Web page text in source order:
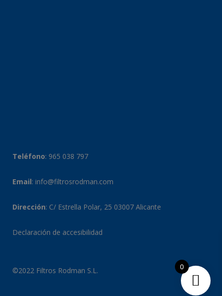
Teléfono: 965 038 797
Email: info@filtrosrodman.com
Dirección: C/ Estrella Polar, 25 03007 Alicante
Declaración de accesibilidad
©2022 Filtros Rodman S.L. 0